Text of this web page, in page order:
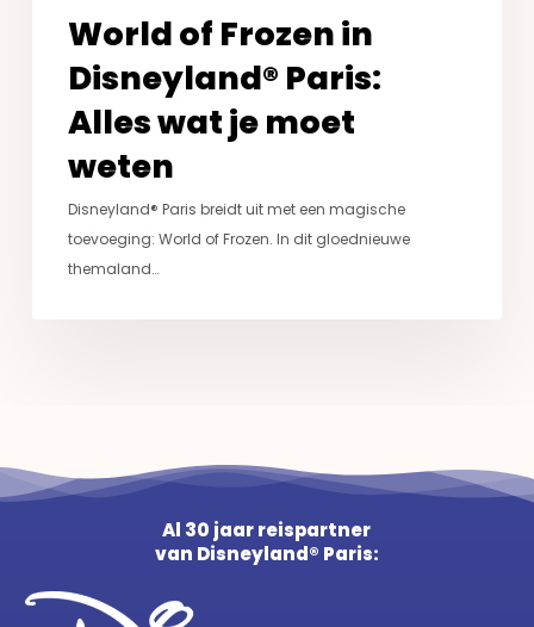
World of Frozen in
Disneyland® Paris:
Alles wat je moet
weten
Disneyland® Paris breidt uit met een magische
toevoeging: World of Frozen. In dit gloednieuwe
themaland…
Al 30 jaar reispartner
van Disneyland® Paris: